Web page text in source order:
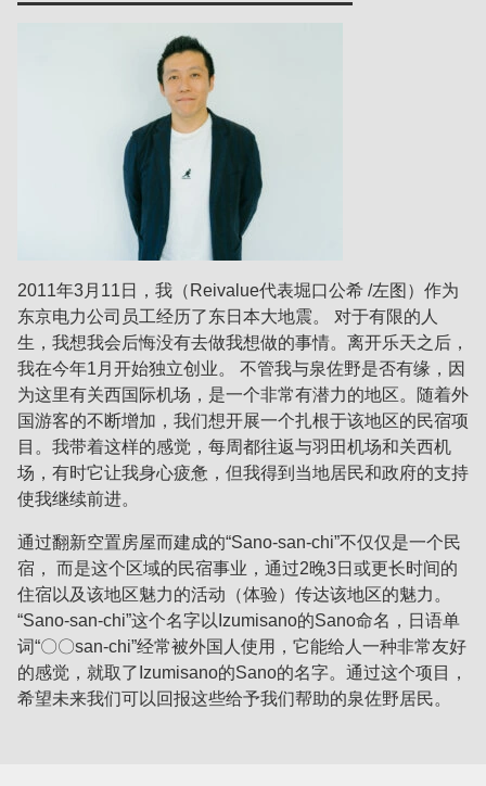
2011年3月11日，我（Reivalue代表堀口公希 /左图）作为
东京电力公司员工经历了东日本大地震。 对于有限的人
生，我想我会后悔没有去做我想做的事情。离开乐天之后，
我在今年1月开始独立创业。 不管我与泉佐野是否有缘，因
为这里有关西国际机场，是一个非常有潜力的地区。随着外
国游客的不断增加，我们想开展一个扎根于该地区的民宿项
目。我带着这样的感觉，每周都往返与羽田机场和关西机
场，有时它让我身心疲惫，但我得到当地居民和政府的支持
使我继续前进。
通过翻新空置房屋而建成的“Sano-san-chi”不仅仅是一个民
宿， 而是这个区域的民宿事业，通过2晚3日或更长时间的
住宿以及该地区魅力的活动（体验）传达该地区的魅力。
“Sano-san-chi”这个名字以Izumisano的Sano命名，日语单
词“〇〇san-chi”经常被外国人使用，它能给人一种非常友好
的感觉，就取了Izumisano的Sano的名字。通过这个项目，
希望未来我们可以回报这些给予我们帮助的泉佐野居民。